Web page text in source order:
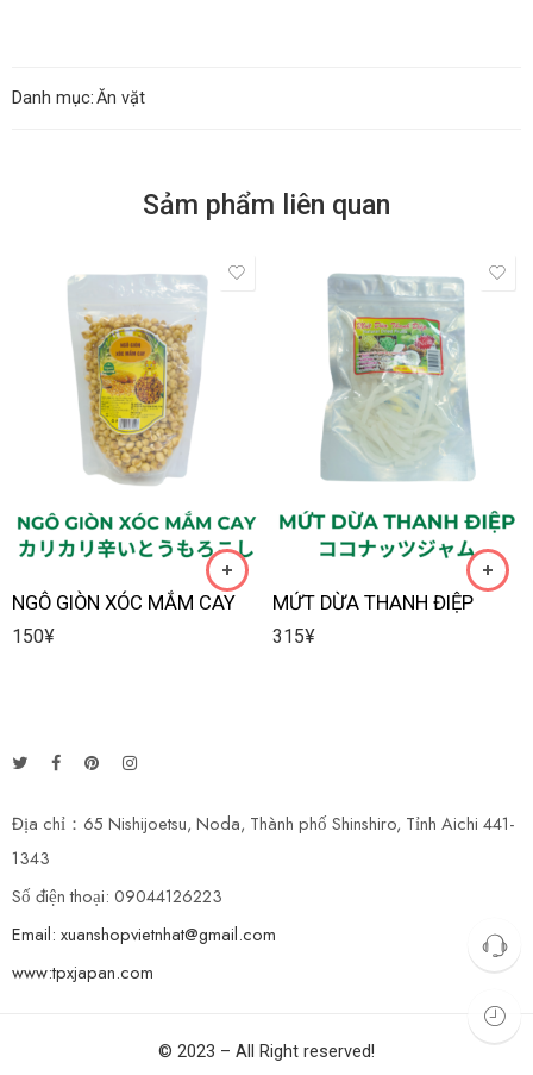
Danh mục:Ăn vặt
Sảm phẩm liên quan
NGÔ GIÒN XÓC MẮM CAY
150¥
MỨT DỪA THANH ĐIỆP
315¥
Địa chỉ：65 Nishijoetsu, Noda, Thành phố Shinshiro, Tỉnh Aichi 441-
1343
Số điện thoại: 09044126223
Email: xuanshopvietnhat@gmail.com
www:tpxjapan.com
© 2023 – All Right reserved!